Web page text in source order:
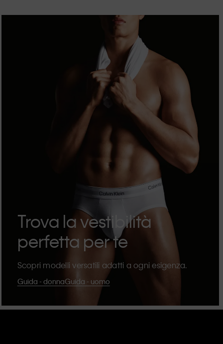
Trova la vestibilità
perfetta per te
Scopri modelli versatili adatti a ogni esigenza.
Guida - donnaGuida - uomo